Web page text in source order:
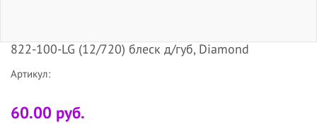
822-100-LG (12/720) блеск д/губ, Diamond
Артикул:
60.00 руб.